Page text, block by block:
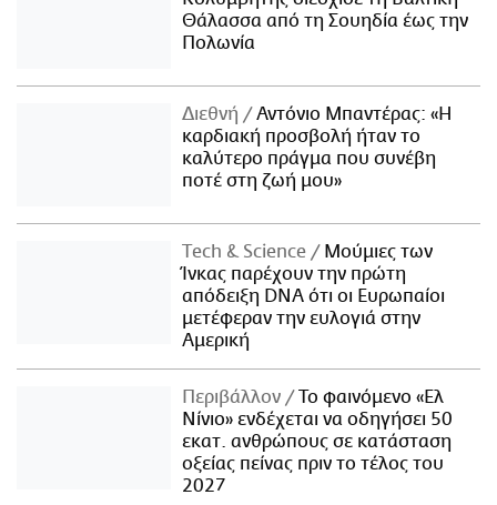
Θάλασσα από τη Σουηδία έως την
Πολωνία
Διεθνή
Αντόνιο Μπαντέρας: «Η
καρδιακή προσβολή ήταν το
καλύτερο πράγμα που συνέβη
ποτέ στη ζωή μου»
Τech & Science
Μούμιες των
Ίνκας παρέχουν την πρώτη
απόδειξη DNA ότι οι Ευρωπαίοι
μετέφεραν την ευλογιά στην
Αμερική
Περιβάλλον
Το φαινόμενο «Ελ
Νίνιο» ενδέχεται να οδηγήσει 50
εκατ. ανθρώπους σε κατάσταση
οξείας πείνας πριν το τέλος του
2027